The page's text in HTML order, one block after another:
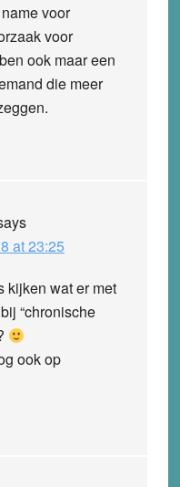
voor
voor
ook maar een
die meer
at 23:25
kijken wat er met
“chronische
ook op